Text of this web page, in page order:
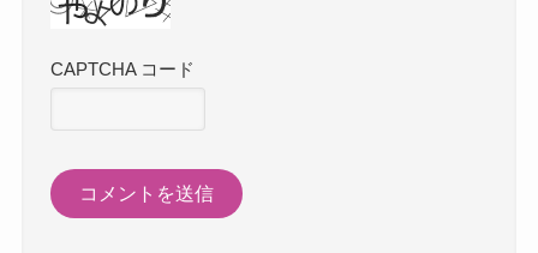
CAPTCHA コード